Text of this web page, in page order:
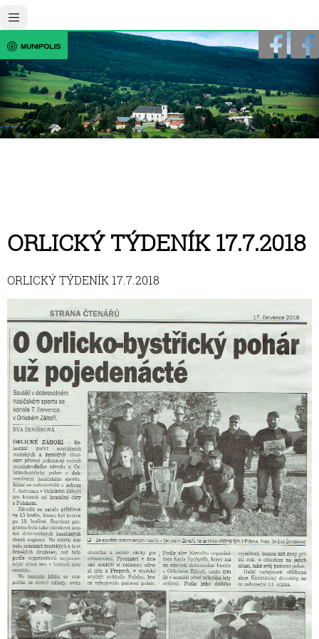
ORLICKÝ TÝDENÍK 17.7.2018
ORLICKÝ TÝDENÍK 17.7.2018